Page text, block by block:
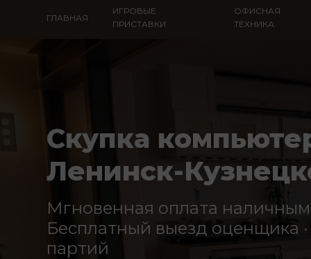
ГЛАВНАЯ
ИГРОВЫЕ
ПРИСТАВКИ
ОФИСНАЯ
ТЕХНИКА
Скупка
Ленинск-
Мгновенная оплата
Бесплатный выезд оценщика
партий